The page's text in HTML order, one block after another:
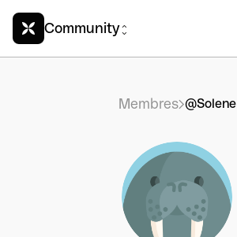
Community
Membres @Solene